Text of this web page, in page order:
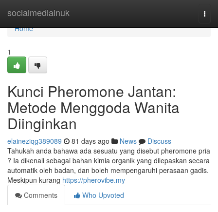
socialmediainuk
Home
Home
1
Kunci Pheromone Jantan:
Metode Menggoda Wanita
Diinginkan
elaineziqg389089 81 days ago News
Discuss
Tahukah anda bahawa ada sesuatu yang disebut pheromone pria
? Ia dikenali sebagai bahan kimia organik yang dilepaskan secara
automatik oleh badan, dan boleh mempengaruhi perasaan gadis.
Meskipun kurang https://pherovibe.my
Comments
Who Upvoted